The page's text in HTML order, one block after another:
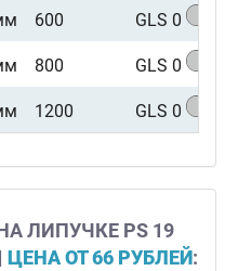
600 GLS 0
800 GLS 0
1200 GLS 0
ЛИПУЧКЕ PS 19
ЦЕНА ОТ 66 РУБЛЕЙ: